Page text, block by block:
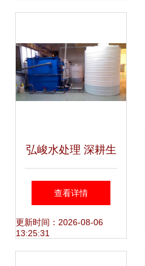
弘峻水处理 深耕生
活污水处理设备研
发，助力绿色未来
查看详情
更新时间：2026-08-06
13:25:31